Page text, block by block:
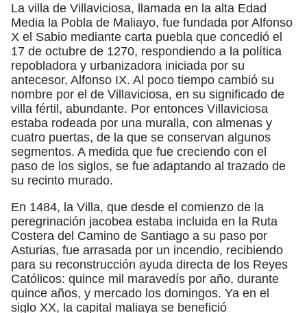
La villa de Villaviciosa, llamada en la alta Edad
Media la Pobla de Maliayo, fue fundada por Alfonso
X el Sabio mediante carta puebla que concedió el
17 de octubre de 1270, respondiendo a la política
repobladora y urbanizadora iniciada por su
antecesor, Alfonso IX. Al poco tiempo cambió su
nombre por el de Villaviciosa, en su significado de
villa fértil, abundante. Por entonces Villaviciosa
estaba rodeada por una muralla, con almenas y
cuatro puertas, de la que se conservan algunos
segmentos. A medida que fue creciendo con el
paso de los siglos, se fue adaptando al trazado de
su recinto murado.
En 1484, la Villa, que desde el comienzo de la
peregrinación jacobea estaba incluida en la Ruta
Costera del Camino de Santiago a su paso por
Asturias, fue arrasada por un incendio, recibiendo
para su reconstrucción ayuda directa de los Reyes
Católicos: quince mil maravedís por año, durante
quince años, y mercado los domingos. Ya en el
siglo XX, la capital maliaya se benefició